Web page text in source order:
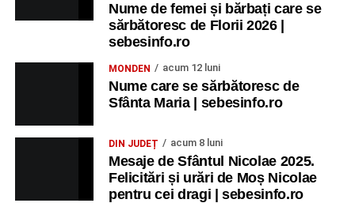
Nume de femei și bărbați care se
sărbătoresc de Florii 2026 |
sebesinfo.ro
MONDEN acum 12 luni
Nume care se sărbătoresc de
Sfânta Maria | sebesinfo.ro
DIN JUDEȚ acum 8 luni
Mesaje de Sfântul Nicolae 2025.
Felicitări și urări de Moș Nicolae
pentru cei dragi | sebesinfo.ro